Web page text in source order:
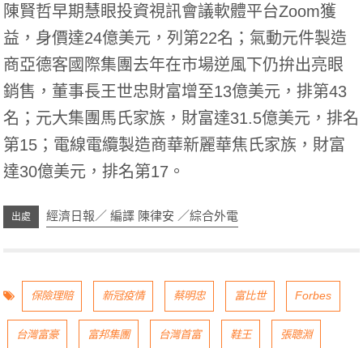
陳賢哲早期慧眼投資視訊會議軟體平台Zoom獲
益，身價達24億美元，列第22名；氣動元件製造
商亞德客國際集團去年在市場逆風下仍拚出亮眼
銷售，董事長王世忠財富增至13億美元，排第43
名；元大集團馬氏家族，財富達31.5億美元，排名
第15；電線電纜製造商華新麗華焦氏家族，財富
達30億美元，排名第17。
經濟日報／ 編譯 陳律安 ／綜合外電
保險理賠 新冠疫情 蔡明忠 富比世 Forbes
台灣富豪 富邦集團 台灣首富 鞋王 張聰淵